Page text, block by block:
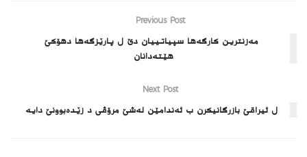
Previous Post
مەزنترین کارگەھا سپیاتییان دێ ل پارێزگەھا دھۆکێ
ھێتەدانان
Next Post
ل ئیراقێ بازرگانیکرن ب ئەندامێن لەشێ مرۆڤی د زێدەبوونێ دایە